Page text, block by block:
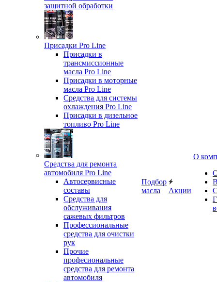
защитной обработки
Присадки Pro Line
Присадки в
трансмиссионные
масла Pro Line
Присадки в моторные
масла Pro Line
Средства для системы
охлаждения Pro Line
Присадки в дизельное
топливо Pro Line
Средства для ремонта
автомобиля Pro Line
Автосервисные
составы
Средства для
обслуживания
сажевых фильтров
Профессиональные
средства для очистки
рук
Прочие
професиональные
средства для ремонта
автомобиля
Подбор
масла
Акции
О